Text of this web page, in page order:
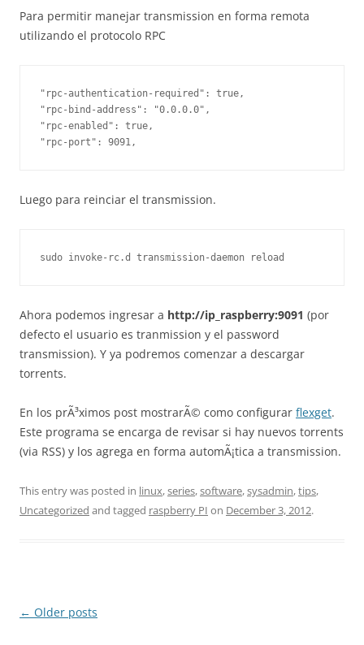
Para permitir manejar transmission en forma remota
utilizando el protocolo RPC
"rpc-authentication-required": true,
"rpc-bind-address": "0.0.0.0",
"rpc-enabled": true,
"rpc-port": 9091,
Luego para reinciar el transmission.
sudo invoke-rc.d transmission-daemon reload
Ahora podemos ingresar a http://ip_raspberry:9091 (por
defecto el usuario es tranmission y el password
transmission). Y ya podremos comenzar a descargar
torrents.
En los prÃ³ximos post mostrarÃ© como configurar flexget.
Este programa se encarga de revisar si hay nuevos torrents
(via RSS) y los agrega en forma automÃ¡tica a transmission.
This entry was posted in linux,series,software,sysadmin,tips,
Uncategorized and tagged raspberry PI on December 3, 2012.
Post
← Older posts